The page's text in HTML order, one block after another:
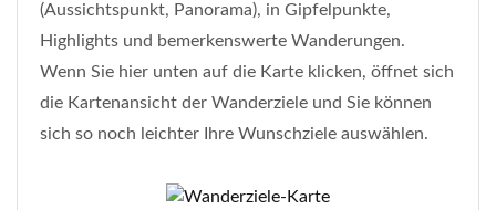
(Aussichtspunkt, Panorama), in Gipfelpunkte,
Highlights und bemerkenswerte Wanderungen.
Wenn Sie hier unten auf die Karte klicken, öffnet sich
die Kartenansicht der Wanderziele und Sie können
sich so noch leichter Ihre Wunschziele auswählen.